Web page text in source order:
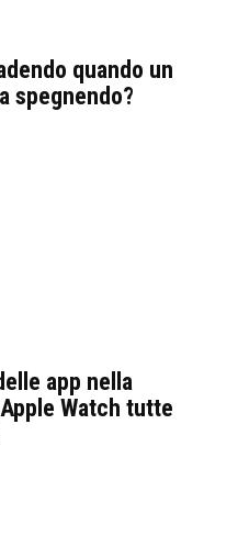
quando un
spegnendo?
app nella
Watch tutte